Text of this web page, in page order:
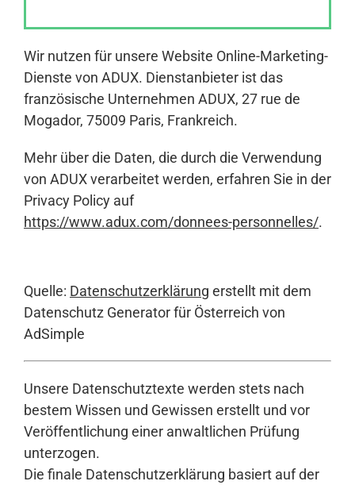
Wir nutzen für unsere Website Online-Marketing-
Dienste von ADUX. Dienstanbieter ist das
französische Unternehmen ADUX, 27 rue de
Mogador, 75009 Paris, Frankreich.
Mehr über die Daten, die durch die Verwendung
von ADUX verarbeitet werden, erfahren Sie in der
Privacy Policy auf
https://www.adux.com/donnees-personnelles/.
Quelle: Datenschutzerklärung erstellt mit dem
Datenschutz Generator für Österreich von
AdSimple
Unsere Datenschutztexte werden stets nach
bestem Wissen und Gewissen erstellt und vor
Veröffentlichung einer anwaltlichen Prüfung
unterzogen.
Die finale Datenschutzerklärung basiert auf der